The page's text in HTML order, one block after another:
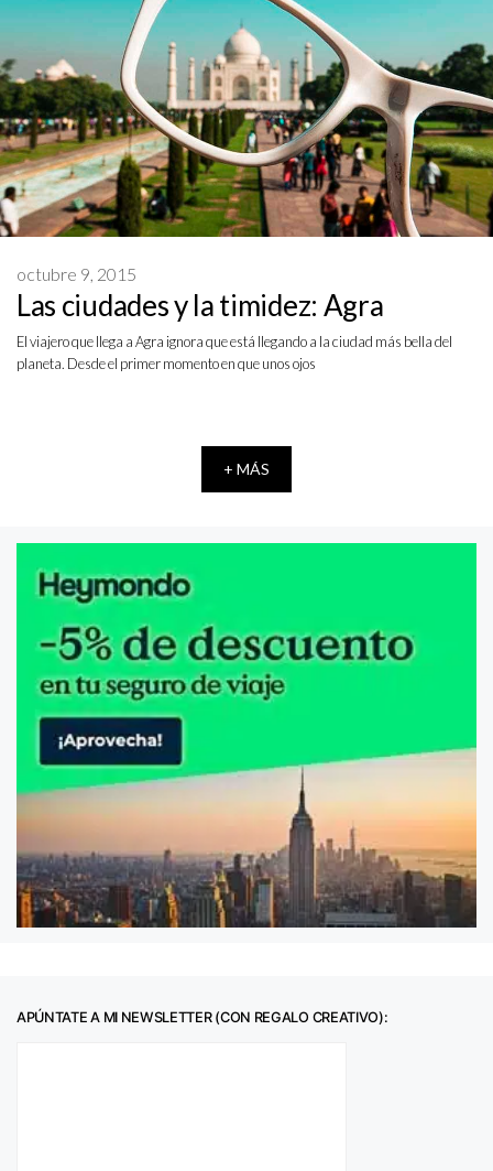
Las ciudades y la timidez: Agra
octubre 9, 2015
El viajero que llega a Agra ignora que está llegando a la ciudad más bella del
planeta. Desde el primer momento en que unos ojos
+ MÁS
APÚNTATE A MI NEWSLETTER (CON REGALO CREATIVO):